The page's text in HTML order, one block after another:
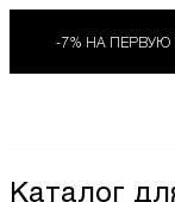
-7% НА
Каталог